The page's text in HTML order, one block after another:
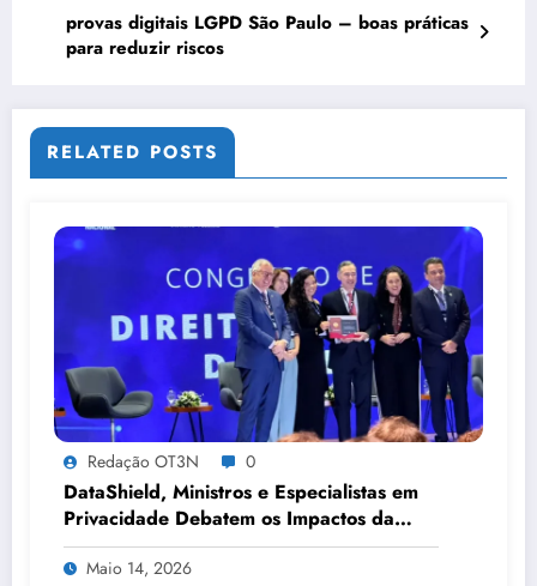
provas digitais LGPD São Paulo – boas práticas
para reduzir riscos
RELATED POSTS
Redação OT3N 0
DataShield, Ministros e Especialistas em
Privacidade Debatem os Impactos da
Tecnologia, IA e Proteção de Dados no
Congresso de Direito Digital da OAB
Maio 14, 2026